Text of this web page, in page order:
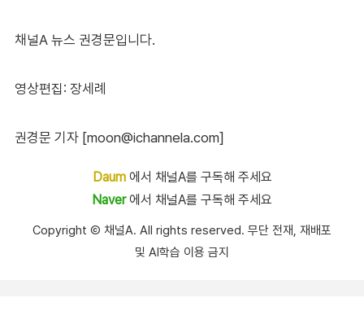
채널A 뉴스 권경문입니다.
영상편집: 장세례
권경문 기자 [moon@ichannela.com]
Daum에서 채널A를 구독해 주세요
Naver에서 채널A를 구독해 주세요
Copyright Ⓒ 채널A. All rights reserved. 무단 전재, 재배포
및 AI학습 이용 금지